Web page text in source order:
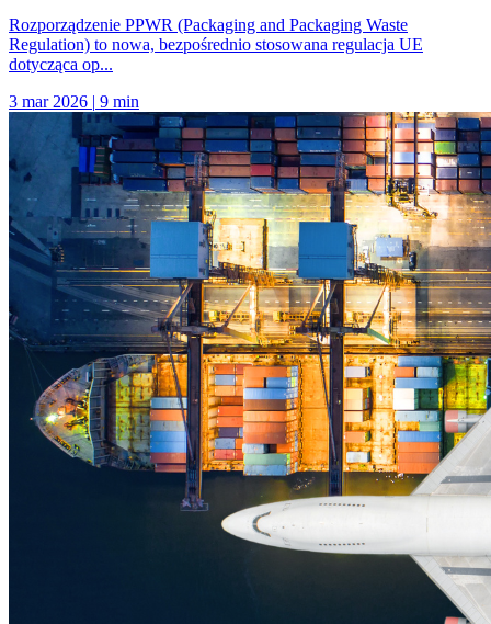
Rozporządzenie PPWR (Packaging and Packaging Waste
Regulation) to nowa, bezpośrednio stosowana regulacja UE
dotycząca op...
3 mar 2026 | 9 min